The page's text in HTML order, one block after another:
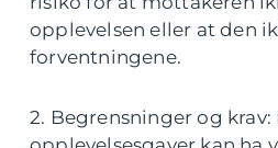
opplevelsen eller at den
forventningene.
2. Begrensninger og krav: